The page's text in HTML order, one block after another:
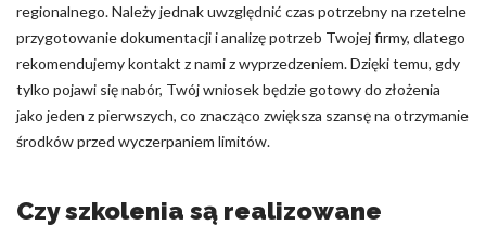
regionalnego. Należy jednak uwzględnić czas potrzebny na rzetelne
przygotowanie dokumentacji i analizę potrzeb Twojej firmy, dlatego
rekomendujemy kontakt z nami z wyprzedzeniem. Dzięki temu, gdy
tylko pojawi się nabór, Twój wniosek będzie gotowy do złożenia
jako jeden z pierwszych, co znacząco zwiększa szansę na otrzymanie
środków przed wyczerpaniem limitów.
Czy szkolenia są realizowane